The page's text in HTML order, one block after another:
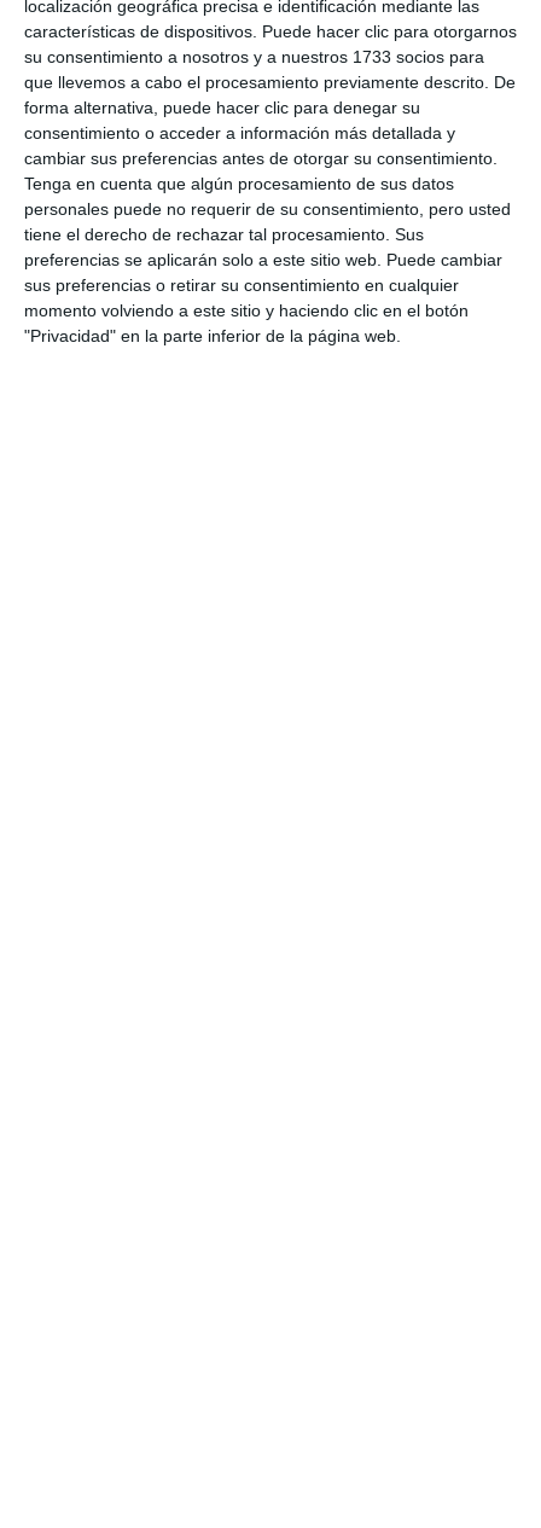
localización geográfica precisa e identificación mediante las
características de dispositivos. Puede hacer clic para otorgarnos
su consentimiento a nosotros y a nuestros 1733 socios para
que llevemos a cabo el procesamiento previamente descrito. De
forma alternativa, puede hacer clic para denegar su
consentimiento o acceder a información más detallada y
cambiar sus preferencias antes de otorgar su consentimiento.
Tenga en cuenta que algún procesamiento de sus datos
personales puede no requerir de su consentimiento, pero usted
tiene el derecho de rechazar tal procesamiento. Sus
preferencias se aplicarán solo a este sitio web. Puede cambiar
sus preferencias o retirar su consentimiento en cualquier
momento volviendo a este sitio y haciendo clic en el botón
"Privacidad" en la parte inferior de la página web.
balonmano mijeño estará en la fase final del
campeonato de España” dijo Mari Francis Alarcón,
concejala de Deportes (PP).
Comparte esta noticia desde el siguiente enlace:
https://mijascom.com/?a=34574
BALONMANO MIJAS DEPORTE